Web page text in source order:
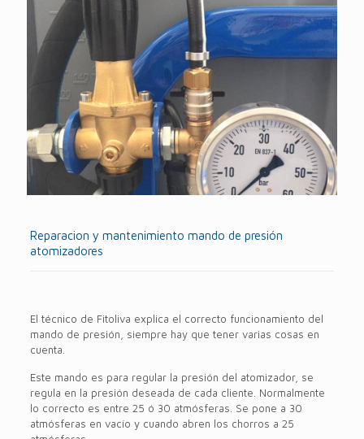
Reparacion y mantenimiento mando de presión
atomizadores
El técnico de Fitoliva explica el correcto funcionamiento del
mando de presión, siempre hay que tener varias cosas en
cuenta.
Este mando es para regular la presión del atomizador, se
regula en la presión deseada de cada cliente. Normalmente
lo correcto es entre 25 ó 30 atmósferas. Se pone a 30
atmósferas en vacío y cuando abren los chorros a 25